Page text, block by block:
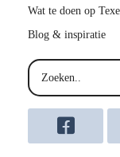
Wat te doen op
Blog & inspiratie